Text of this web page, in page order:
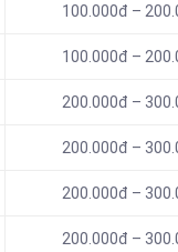
100.000đ –
100.000đ –
200.000đ –
200.000đ –
200.000đ –
200.000đ –